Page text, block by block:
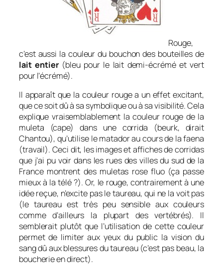
Rouge,
c’est aussi la couleur du bouchon des bouteilles de
lait entier(bleu pour le lait demi-écrémé et vert
pour l’écrémé).
Il apparaît que la couleur rouge a un effet excitant,
que ce soit dû à sa symbolique ou à sa visibilité. Cela
explique vraisemblablement la couleur rouge de la
muleta (cape) dans une corrida (beurk, dirait
Chantou), qu’utilise le matador au cours de la faena
(travail). Ceci dit, les images et affiches de corridas
que j’ai pu voir dans les rues des villes du sud de la
France montrent des muletas rose fluo (ça passe
mieux à la télé ?). Or, le rouge, contrairement à une
idée reçue, n’excite pas le taureau, qui ne la voit pas
(le taureau est très peu sensible aux couleurs
comme d’ailleurs la plupart des vertébrés). Il
semblerait plutôt que l’utilisation de cette couleur
permet de limiter aux yeux du public la vision du
sang dû aux blessures du taureau (c’est pas beau, la
boucherie en direct).